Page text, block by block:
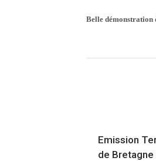
Belle démonstration
Emission
de Bretagne